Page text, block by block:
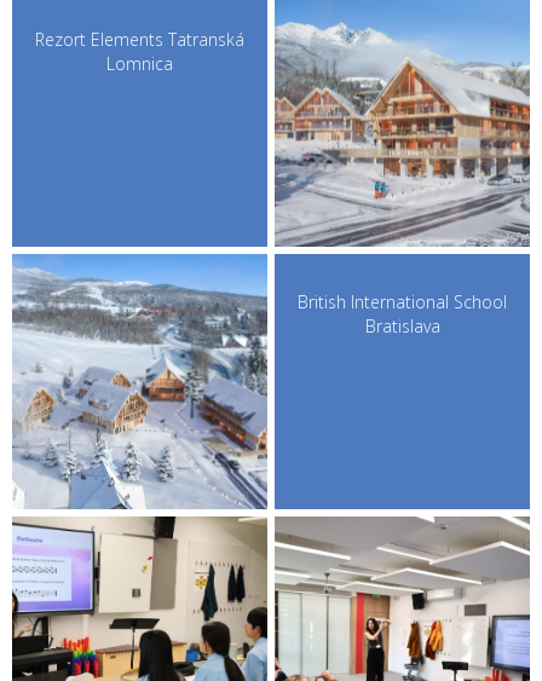
Rezort Elements Tatranská
Lomnica
British International School
Bratislava